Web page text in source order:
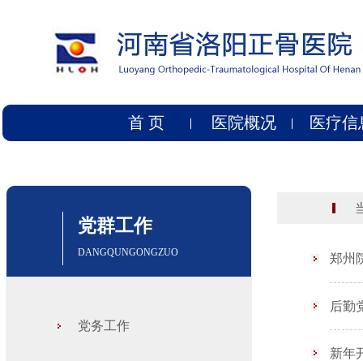
首 页 医院概况 医疗信
党群工作
DANGQUNGONGZUO
党务工作
郑州
后勤
新年